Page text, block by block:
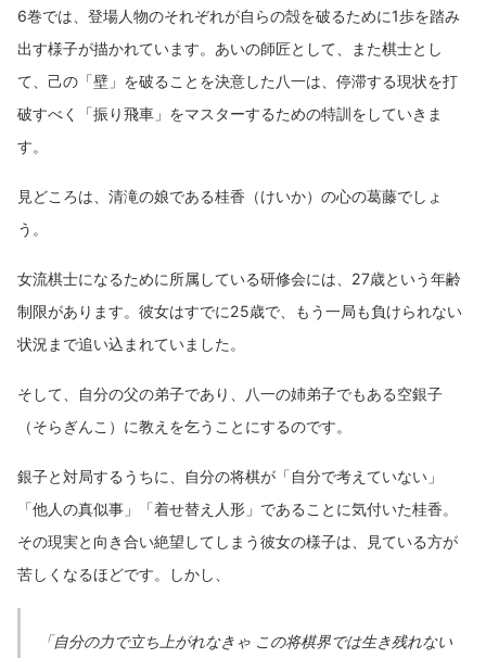
6巻では、登場人物のそれぞれが自らの殻を破るために1歩を踏み
出す様子が描かれています。あいの師匠として、また棋士とし
て、己の「壁」を破ることを決意した八一は、停滞する現状を打
破すべく「振り飛車」をマスターするための特訓をしていきま
す。
見どころは、清滝の娘である桂香（けいか）の心の葛藤でしょ
う。
女流棋士になるために所属している研修会には、27歳という年齢
制限があります。彼女はすでに25歳で、もう一局も負けられない
状況まで追い込まれていました。
そして、自分の父の弟子であり、八一の姉弟子でもある空銀子
（そらぎんこ）に教えを乞うことにするのです。
銀子と対局するうちに、自分の将棋が「自分で考えていない」
「他人の真似事」「着せ替え人形」であることに気付いた桂香。
その現実と向き合い絶望してしまう彼女の様子は、見ている方が
苦しくなるほどです。しかし、
「自分の力で立ち上がれなきゃ この将棋界では生き残れない